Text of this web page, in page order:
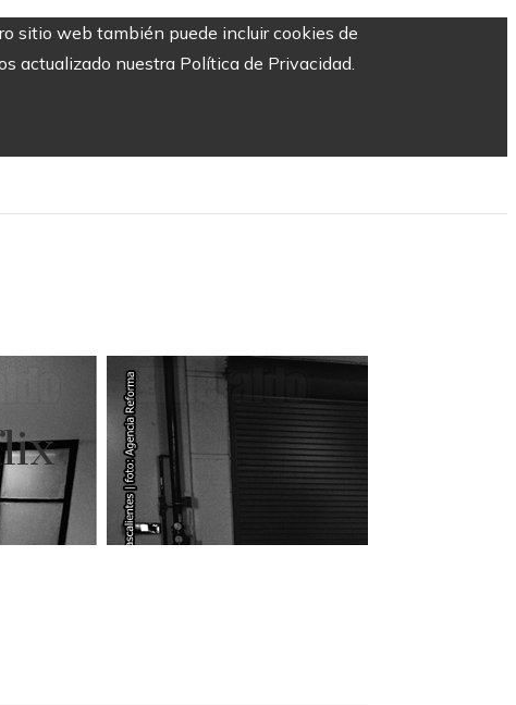
sitio web también puede incluir cookies de
actualizado nuestra Política de Privacidad.